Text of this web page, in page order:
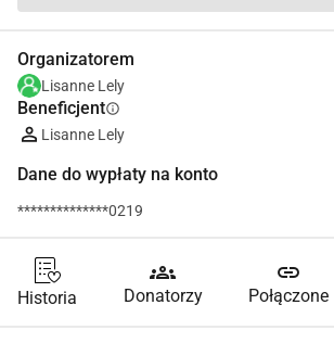
Organizatorem
Lisanne Lely
Beneficjentinfo
Lisanne Lely
Dane do wypłaty na konto
**************0219
Historia
groups
Donatorzy
link
Połączone